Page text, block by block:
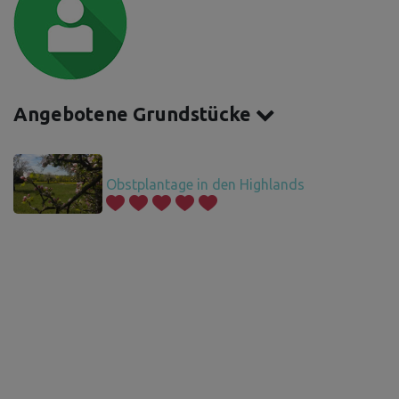
Angebotene Grundstücke
Obstplantage in den Highlands